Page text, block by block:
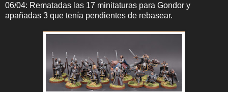
06/04: Rematadas las 17 minitaturas para Gondor y
apañadas 3 que tenía pendientes de rebasear.